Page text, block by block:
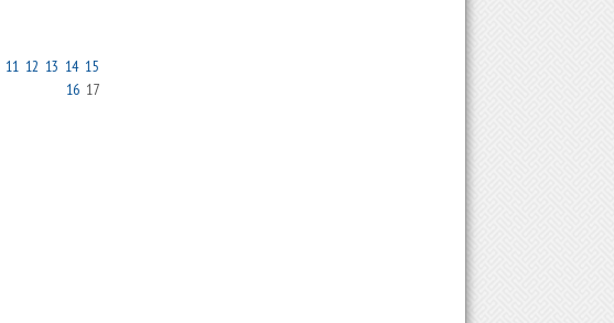
11 12 13 14 15
1617